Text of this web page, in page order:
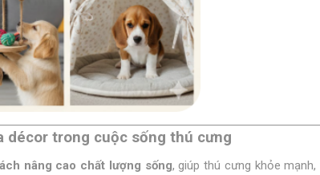
décor trong cuộc sống thú cưng
nâng cao chất lượng sống, giúp thú cưng khỏe